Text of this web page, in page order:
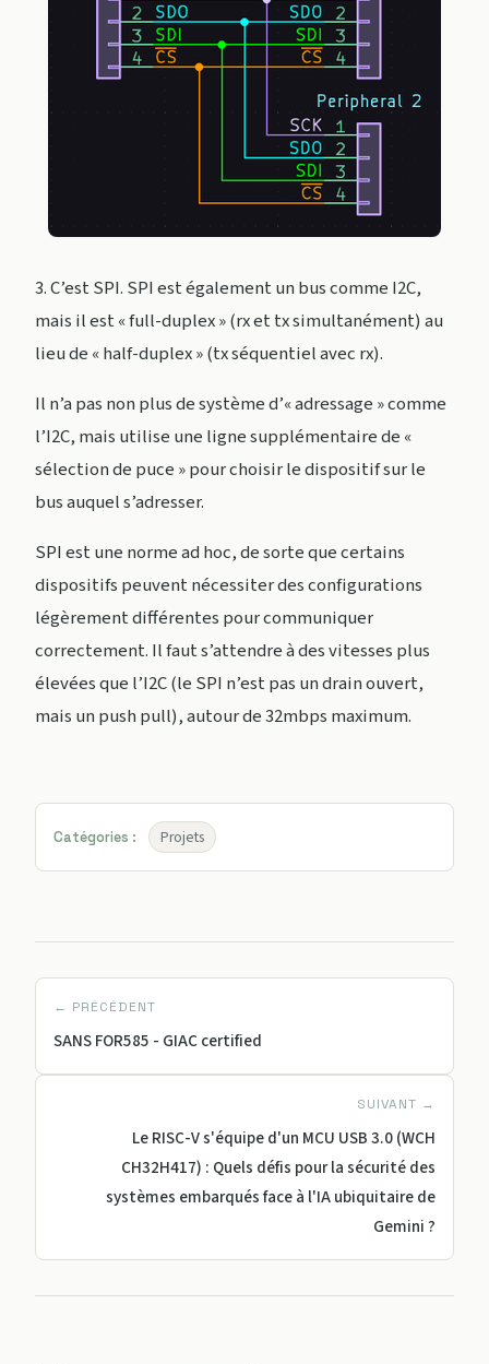
3. C’est SPI. SPI est également un bus comme I2C,
mais il est « full-duplex » (rx et tx simultanément) au
lieu de « half-duplex » (tx séquentiel avec rx).
Il n’a pas non plus de système d’« adressage » comme
l’I2C, mais utilise une ligne supplémentaire de «
sélection de puce » pour choisir le dispositif sur le
bus auquel s’adresser.
SPI est une norme ad hoc, de sorte que certains
dispositifs peuvent nécessiter des configurations
légèrement différentes pour communiquer
correctement. Il faut s’attendre à des vitesses plus
élevées que l’I2C (le SPI n’est pas un drain ouvert,
mais un push pull), autour de 32mbps maximum.
Catégories : Projets
← PRÉCÉDENT
SANS FOR585 - GIAC certified
SUIVANT →
Le RISC-V s'équipe d'un MCU USB 3.0 (WCH
CH32H417) : Quels défis pour la sécurité des
systèmes embarqués face à l'IA ubiquitaire de
Gemini ?